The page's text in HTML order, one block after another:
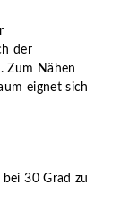
der
Zum Nähen
eignet sich
30 Grad zu